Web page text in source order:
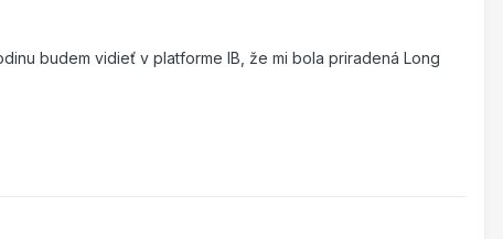
budem vidieť v platforme IB, že mi bola priradená Long